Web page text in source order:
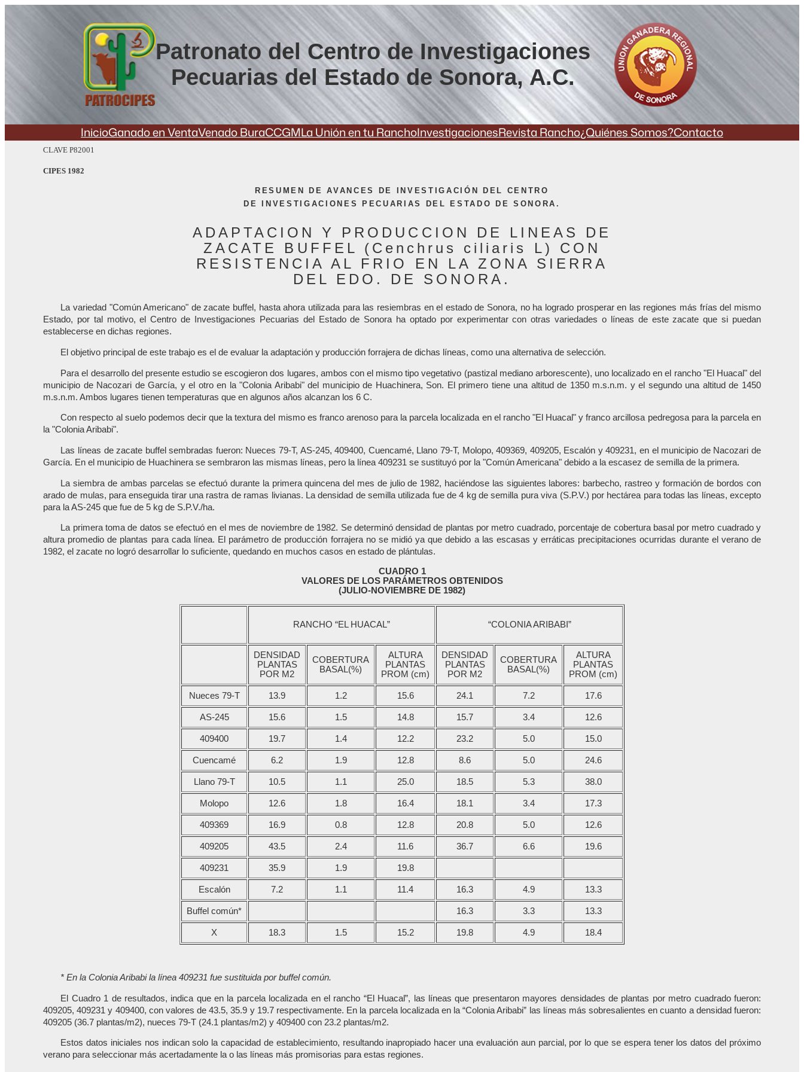
Patronato del Centro de Investigaciones
Pecuarias del Estado de Sonora, A.C.
InicioGanado en VentaVenado BuraCCGMLa Unión en tu RanchoInvestigacionesRevista Rancho¿Quiénes Somos?Contacto
CLAVE P82001
CIPES 1982
RESUMEN DE AVANCES DE INVESTIGACIÓN DEL CENTRO
DE INVESTIGACIONES PECUARIAS DEL ESTADO DE SONORA.
ADAPTACION Y PRODUCCION DE LINEAS DE
ZACATE BUFFEL (Cenchrus ciliaris L) CON
RESISTENCIA AL FRIO EN LA ZONA SIERRA
DEL EDO. DE SONORA.
La variedad "Común Americano" de zacate buffel, hasta ahora utilizada para las resiembras en el estado de Sonora, no ha logrado prosperar en las regiones más frías del mismo
Estado, por tal motivo, el Centro de Investigaciones Pecuarias del Estado de Sonora ha optado por experimentar con otras variedades o líneas de este zacate que si puedan
establecerse en dichas regiones.
El objetivo principal de este trabajo es el de evaluar la adaptación y producción forrajera de dichas líneas, como una alternativa de selección.
Para el desarrollo del presente estudio se escogieron dos lugares, ambos con el mismo tipo vegetativo (pastizal mediano arborescente), uno localizado en el rancho "El Huacal" del
municipio de Nacozari de García, y el otro en la "Colonia Aribabi" del municipio de Huachinera, Son. El primero tiene una altitud de 1350 m.s.n.m. y el segundo una altitud de 1450
m.s.n.m. Ambos lugares tienen temperaturas que en algunos años alcanzan los 6 C.
Con respecto al suelo podemos decir que la textura del mismo es franco arenoso para la parcela localizada en el rancho "El Huacal" y franco arcillosa pedregosa para la parcela en
la "Colonia Aribabi".
Las líneas de zacate buffel sembradas fueron: Nueces 79-T, AS-245, 409400, Cuencamé, Llano 79-T, Molopo, 409369, 409205, Escalón y 409231, en el municipio de Nacozari de
García. En el municipio de Huachinera se sembraron las mismas líneas, pero la línea 409231 se sustituyó por la "Común Americana" debido a la escasez de semilla de la primera.
La siembra de ambas parcelas se efectuó durante la primera quincena del mes de julio de 1982, haciéndose las siguientes labores: barbecho, rastreo y formación de bordos con
arado de mulas, para enseguida tirar una rastra de ramas livianas. La densidad de semilla utilizada fue de 4 kg de semilla pura viva (S.P.V.) por hectárea para todas las líneas, excepto
para la AS-245 que fue de 5 kg de S.P.V./ha.
La primera toma de datos se efectuó en el mes de noviembre de 1982. Se determinó densidad de plantas por metro cuadrado, porcentaje de cobertura basal por metro cuadrado y
altura promedio de plantas para cada línea. El parámetro de producción forrajera no se midió ya que debido a las escasas y erráticas precipitaciones ocurridas durante el verano de
1982, el zacate no logró desarrollar lo suficiente, quedando en muchos casos en estado de plántulas.
CUADRO 1
VALORES DE LOS PARÁMETROS OBTENIDOS
(JULIO-NOVIEMBRE DE 1982)
RANCHO “EL HUACAL” “COLONIA ARIBABI”
DENSIDAD
PLANTAS
POR M2
COBERTURA
BASAL(%)
ALTURA
PLANTAS
PROM (cm)
DENSIDAD
PLANTAS
POR M2
COBERTURA
BASAL(%)
ALTURA
PLANTAS
PROM (cm)
Nueces 79-T 13.9 1.2 15.6 24.1 7.2 17.6
AS-245 15.6 1.5 14.8 15.7 3.4 12.6
409400 19.7 1.4 12.2 23.2 5.0 15.0
Cuencamé 6.2 1.9 12.8 8.6 5.0 24.6
Llano 79-T 10.5 1.1 25.0 18.5 5.3 38.0
Molopo 12.6 1.8 16.4 18.1 3.4 17.3
409369 16.9 0.8 12.8 20.8 5.0 12.6
409205 43.5 2.4 11.6 36.7 6.6 19.6
409231 35.9 1.9 19.8
Escalón 7.2 1.1 11.4 16.3 4.9 13.3
Buffel común* 16.3 3.3 13.3
X 18.3 1.5 15.2 19.8 4.9 18.4
* En la Colonia Aribabi la línea 409231 fue sustituida por buffel común.
El Cuadro 1 de resultados, indica que en la parcela localizada en el rancho “El Huacal”, las líneas que presentaron mayores densidades de plantas por metro cuadrado fueron:
409205, 409231 y 409400, con valores de 43.5, 35.9 y 19.7 respectivamente. En la parcela localizada en la “Colonia Aribabi” las líneas más sobresalientes en cuanto a densidad fueron:
409205 (36.7 plantas/m2), nueces 79-T (24.1 plantas/m2) y 409400 con 23.2 plantas/m2.
Estos datos iniciales nos indican solo la capacidad de establecimiento, resultando inapropiado hacer una evaluación aun parcial, por lo que se espera tener los datos del próximo
verano para seleccionar más acertadamente la o las líneas más promisorias para estas regiones.